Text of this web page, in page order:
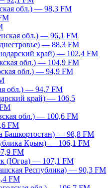
обл.) — 98,3 FM
обл.) — 96,1 FM
— 88,3 FM
край) — 102,4 FM
обл.) — 104,9 FM
обл.) — 94,9 FM
обл.) — 94,7 FM
край) — 106,5
обл.) — 100,6 FM
FM
Башкортостан) — 98,8 FM
Крым) — 106,1 FM
FM
(Югра) — 107,1 FM
Республика) — 90,3 FM
FM